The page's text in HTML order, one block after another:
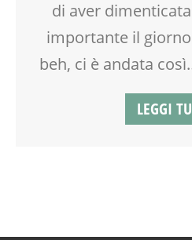
NONNI
PAPÀ
PRIMA INFANZIA
di aver
importante il
beh, ci è andata
LEGGI